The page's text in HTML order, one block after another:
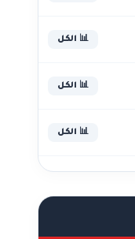
📊 الكل
📊 الكل
📊 الكل